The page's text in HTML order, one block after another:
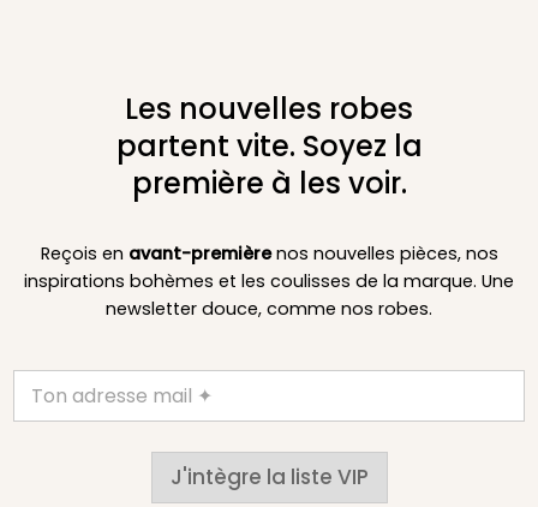
Les nouvelles robes
partent vite. Soyez la
première à les voir.
Reçois en avant-premièrenos nouvelles pièces, nos
inspirations bohèmes et les coulisses de la marque. Une
newsletter douce, comme nos robes.
J'intègre la liste VIP